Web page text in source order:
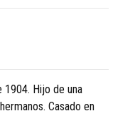
1904. Hijo de una
Casado en